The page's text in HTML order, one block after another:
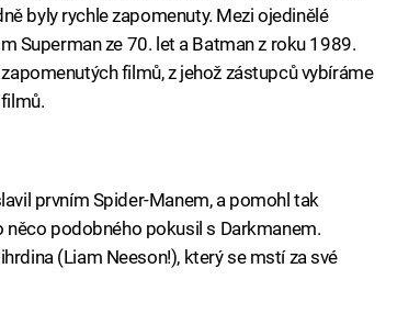
byly rychle zapomenuty. Mezi ojedinělé
Superman ze 70. let a Batman z roku 1989.
filmů, z jehož zástupců vybíráme
prvním Spider-Manem, a pomohl tak
podobného pokusil s Darkmanem.
(Liam Neeson!), který se mstí za své